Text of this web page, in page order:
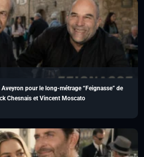
pour le long-métrage “Feignasse” de
Chesnais et Vincent Moscato